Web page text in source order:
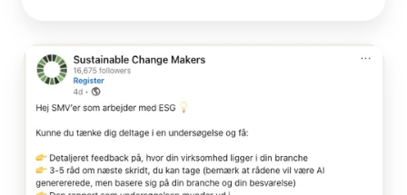
Omtale
Sustainable
Change
Makers